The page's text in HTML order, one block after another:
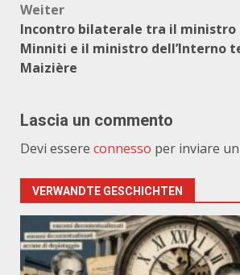
Weiter
Incontro bilaterale tra il ministro
Minniti e il ministro dell’Interno
Maizière
Lascia un commento
Devi essere connesso per inviare
VERWANDTE GESCHICHTEN